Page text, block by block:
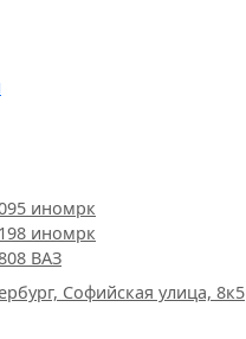
иномрк
иномрк
ВАЗ
Софийская улица, 8к5